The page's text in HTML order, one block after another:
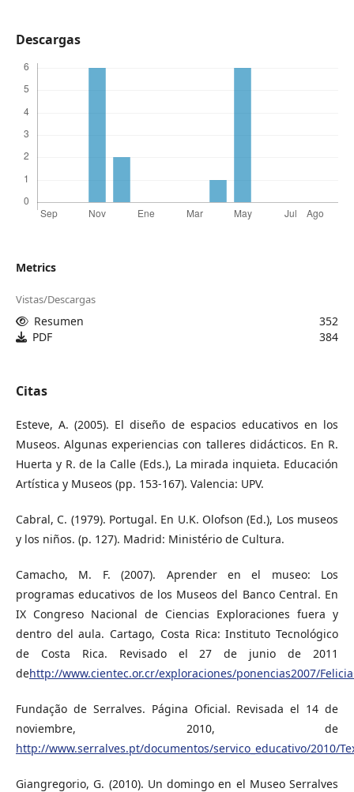
Descargas
Metrics
Vistas/Descargas
Resumen
352
PDF
384
Citas
Esteve, A. (2005). El diseño de espacios educativos en los
Museos. Algunas experiencias con talleres didácticos. En R.
Huerta y R. de la Calle (Eds.), La mirada inquieta. Educación
Artística y Museos (pp. 153-167). Valencia: UPV.
Cabral, C. (1979). Portugal. En U.K. Olofson (Ed.), Los museos
y los niños. (p. 127). Madrid: Ministério de Cultura.
Camacho, M. F. (2007). Aprender en el museo: Los
programas educativos de los Museos del Banco Central. En
IX Congreso Nacional de Ciencias Exploraciones fuera y
dentro del aula. Cartago, Costa Rica: Instituto Tecnológico
de Costa Rica. Revisado el 27 de junio de 2011
dehttp://www.cientec.or.cr/exploraciones/ponencias2007/
Fundação de Serralves. Página Oficial. Revisada el 14 de
noviembre, 2010, de
http://www.serralves.pt/documentos/servico_educativo/2010/
Giangregorio, G. (2010). Un domingo en el Museo Serralves